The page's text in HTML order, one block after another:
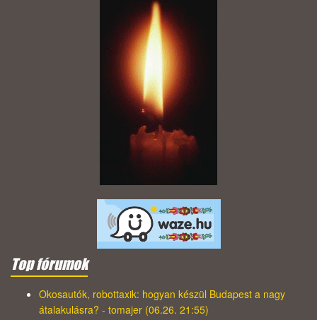
Top fórumok
Okosautók, robottaxik: hogyan készül Budapest a nagy
átalakulásra? - tomajer (06.26. 21:55)